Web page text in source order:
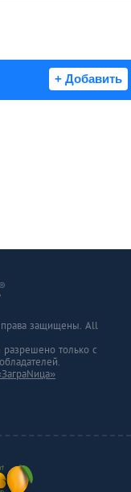
+ Добавить
права защищены. All
разрешено только с